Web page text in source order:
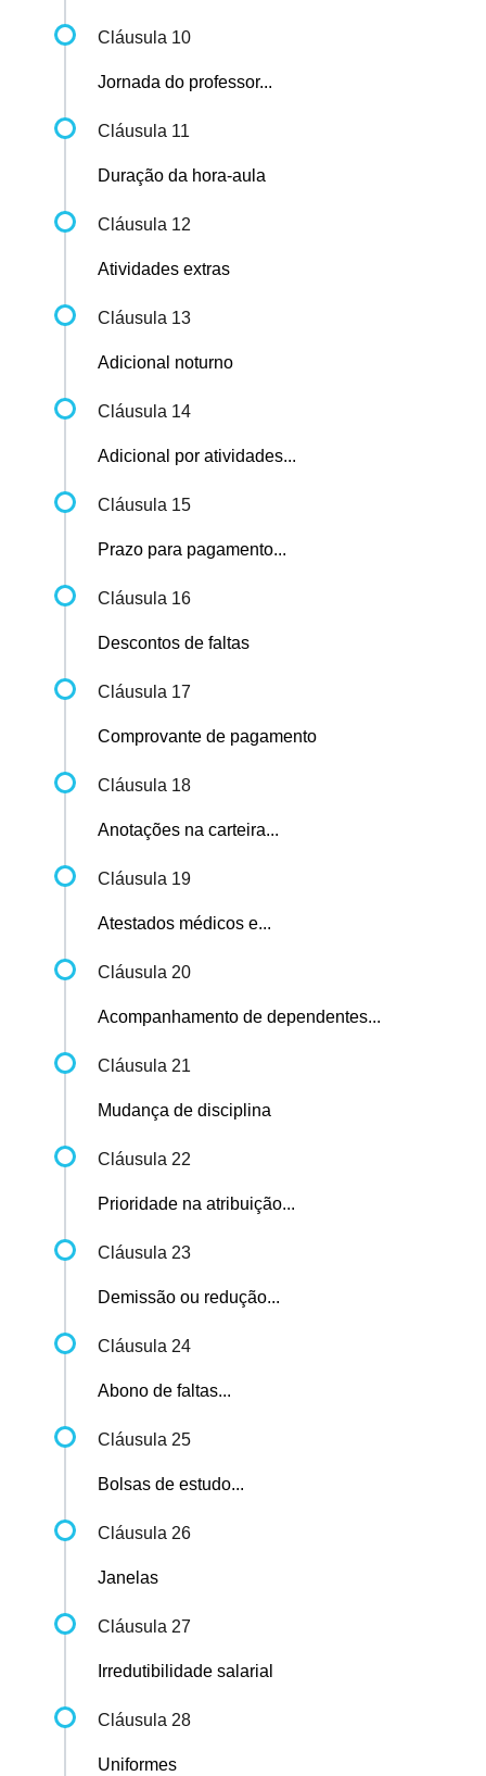
Cláusula 10
Jornada do professor...
Cláusula 11
Duração da hora-aula
Cláusula 12
Atividades extras
Cláusula 13
Adicional noturno
Cláusula 14
Adicional por atividades...
Cláusula 15
Prazo para pagamento...
Cláusula 16
Descontos de faltas
Cláusula 17
Comprovante de pagamento
Cláusula 18
Anotações na carteira...
Cláusula 19
Atestados médicos e...
Cláusula 20
Acompanhamento de dependentes...
Cláusula 21
Mudança de disciplina
Cláusula 22
Prioridade na atribuição...
Cláusula 23
Demissão ou redução...
Cláusula 24
Abono de faltas...
Cláusula 25
Bolsas de estudo...
Cláusula 26
Janelas
Cláusula 27
Irredutibilidade salarial
Cláusula 28
Uniformes